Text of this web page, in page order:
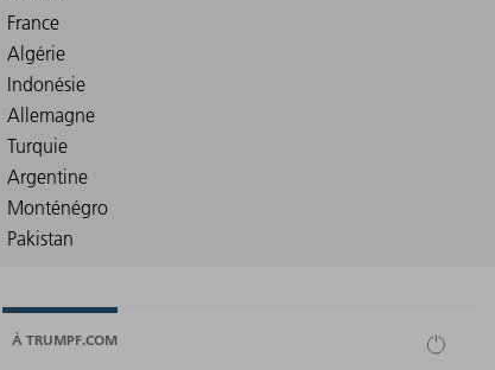
À TRUMPF.COM